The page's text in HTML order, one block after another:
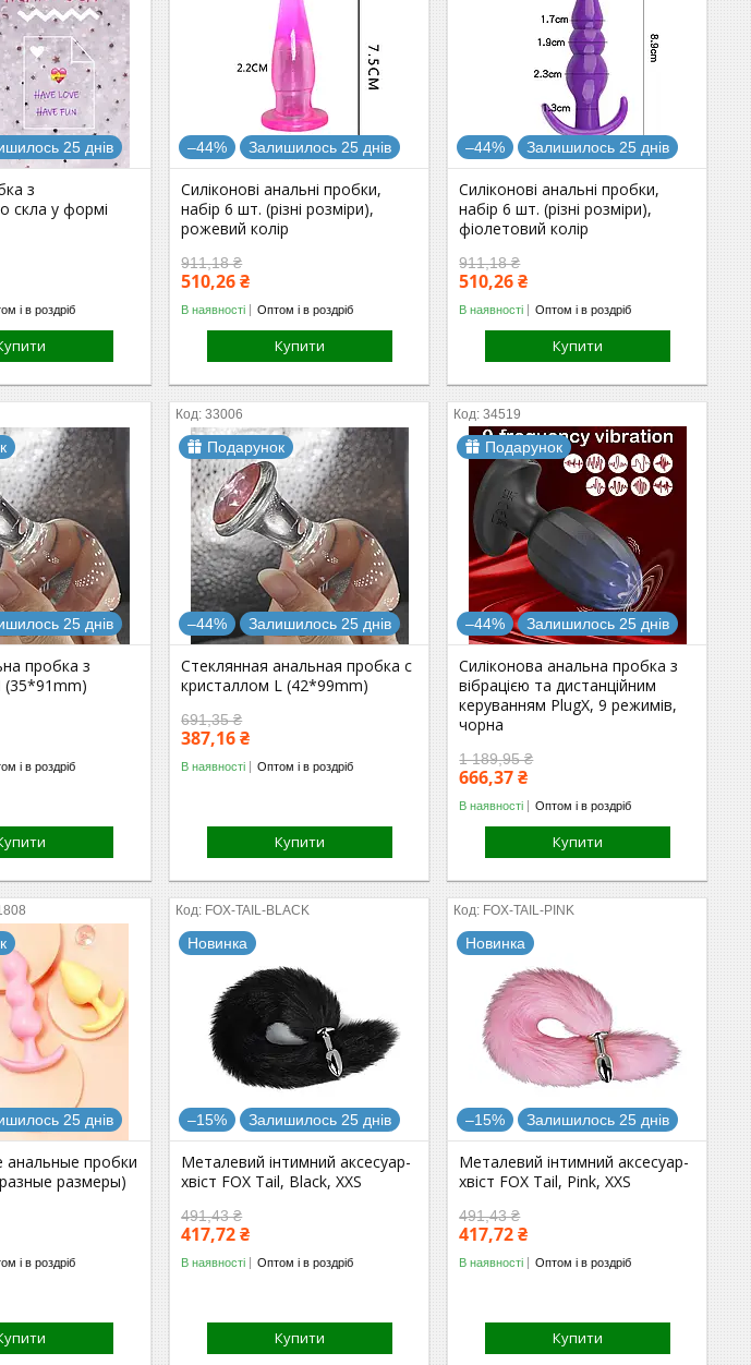
25 днів
з
скла у формі
і в роздріб
–44% Залишилось 25 днів
Силіконові анальні пробки,
набір 6 шт. (різні розміри),
рожевий колір
911,18 ₴
510,26 ₴
В наявності Оптом і в роздріб
Купити
–44% Залишилось 25 днів
Силіконові анальні пробки,
набір 6 шт. (різні розміри),
фіолетовий колір
911,18 ₴
510,26 ₴
В наявності Оптом і в роздріб
Купити
25 днів
пробка з
(35*91mm)
і в роздріб
33006
Подарунок
–44% Залишилось 25 днів
Стеклянная анальная пробка с
кристаллом L (42*99mm)
691,35 ₴
387,16 ₴
В наявності Оптом і в роздріб
Купити
34519
Подарунок
–44% Залишилось 25 днів
Силіконова анальна пробка з
вібрацією та дистанційним
керуванням PlugX, 9 режимів,
чорна
1 189,95 ₴
666,37 ₴
В наявності Оптом і в роздріб
Купити
25 днів
анальные пробки
размеры)
і в роздріб
FOX-TAIL-BLACK
Новинка
–15% Залишилось 25 днів
Металевий інтимний аксесуар-
хвіст FOX Tail, Black, XXS
491,43 ₴
417,72 ₴
В наявності Оптом і в роздріб
Купити
FOX-TAIL-PINK
Новинка
–15% Залишилось 25 днів
Металевий інтимний аксесуар-
хвіст FOX Tail, Pink, XXS
491,43 ₴
417,72 ₴
В наявності Оптом і в роздріб
Купити